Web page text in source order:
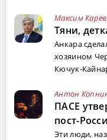
Максим Карев
Тяни,
Анкара
хозяином
Кючук-
Антон
ПАСЕ
пост-
Эти люди,